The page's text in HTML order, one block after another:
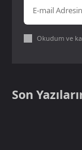
Okudum ve
Son